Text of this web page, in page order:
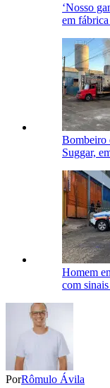
‘Nosso
em
Bombeiro
Suggar,
Homem
com
PorRômulo Ávila